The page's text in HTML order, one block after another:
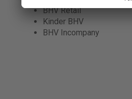
BHV Retail
Kinder BHV
BHV Incompany